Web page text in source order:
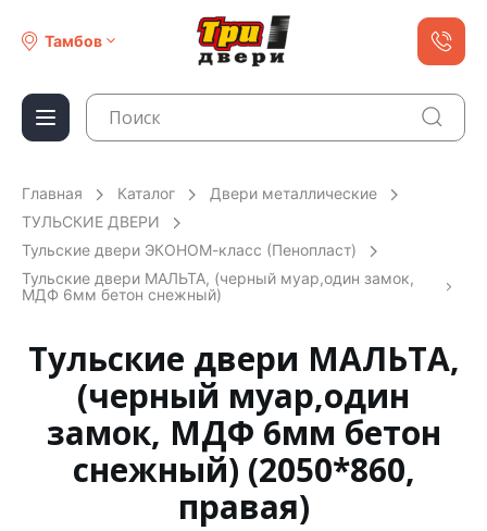
Тамбов
Главная Каталог
Двери металлические
ТУЛЬСКИЕ ДВЕРИ
Тульские двери ЭКОНОМ-класс (Пенопласт)
Тульские двери МАЛЬТА, (черный муар,один замок,
МДФ 6мм бетон снежный)
Тульские двери МАЛЬТА,
(черный муар,один
замок, МДФ 6мм бетон
снежный) (2050*860,
правая)